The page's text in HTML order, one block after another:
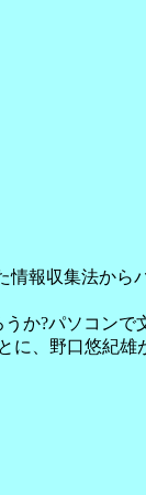
報収集法から
か?パソコンで
に、野口悠紀雄